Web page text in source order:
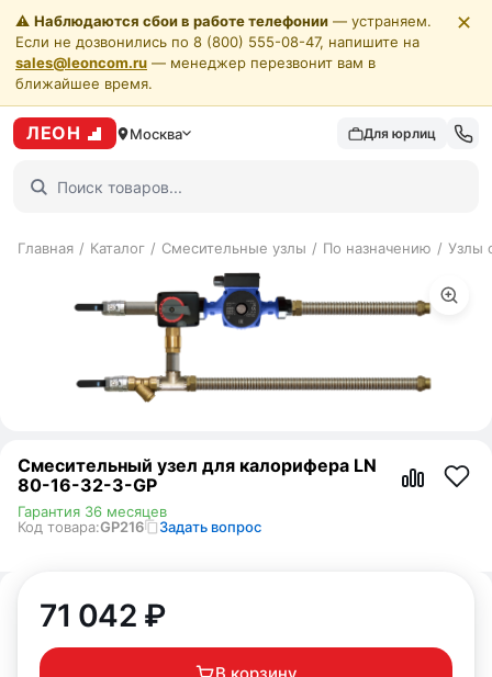
⚠️ Наблюдаются сбои в работе телефонии — устраняем.
Если не дозвонились по 8 (800) 555-08-47, напишите на
sales@leoncom.ru — менеджер перезвонит вам в
ближайшее время.
✕
ЛЕОН Москва Для юрлиц
Главная / Каталог / Смесительные узлы / По назначению / Узлы
Смесительный узел для калорифера LN
80-16-32-3-GP
Код товара:GP216 Задать вопрос
Гарантия 36 месяцев
71 042 ₽